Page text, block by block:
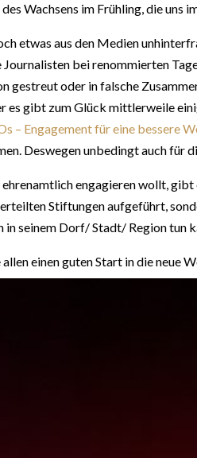
Wachsens im Frühling, die
etwas aus den Medien
bei renommierten
gestreut oder in falsche
gibt zum Glück mittlerweile
– Engagement für eine bessere
Deswegen unbedingt auch für
engagieren wollt,
Stiftungen aufgeführt,
in seinem Dorf/ Stadt/ Region tun
einen guten Start in die neue